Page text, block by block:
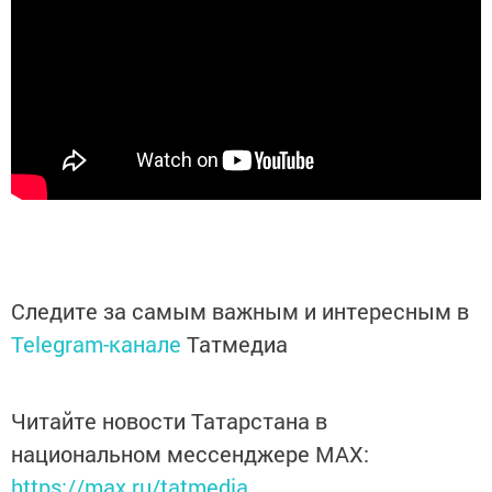
Следите за самым важным и интересным в
Telegram-канале Татмедиа
Читайте новости Татарстана в
национальном мессенджере MАХ: